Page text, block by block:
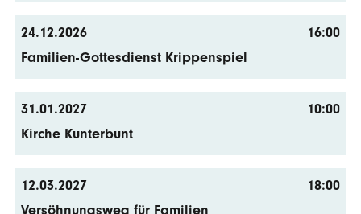
24.12.2026
16:00
Familien-Gottesdienst Krippenspiel
31.01.2027
10:00
Kirche Kunterbunt
12.03.2027
18:00